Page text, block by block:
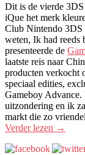
Dit is de vierde
iQue het merk
Club Nintendo 3DS
weten, Ik had reeds
presenteerde de
laatste reis naar
producten verkocht
speciaal edities,
Gameboy
uitzondering en ik
markt die zo
Verder lezen →